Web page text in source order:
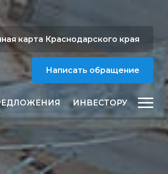
карта Краснодарского края
Написать обращение
ИНВЕСТОРУ